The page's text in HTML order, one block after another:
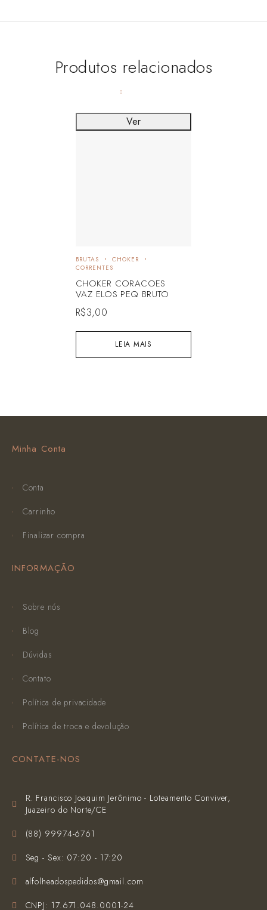
Produtos relacionados
LEIA MAIS
BRUTAS
CHOKER
CORRENTES
CHOKER CORACOES
VAZ ELOS PEQ BRUTO
R$3,00
Ver
Minha Conta
Conta
Carrinho
Finalizar compra
INFORMAÇÃO
Sobre nós
Blog
Dúvidas
Contato
Política de privacidade
Política de troca e devolução
CONTATE-NOS
R. Francisco Joaquim Jerônimo - Loteamento Conviver,
Juazeiro do Norte/CE
(‪88) 99974-6761‬
Seg - Sex: 07:20 - 17:20
alfolheadospedidos@gmail.com
CNPJ: 17.671.048.0001-24